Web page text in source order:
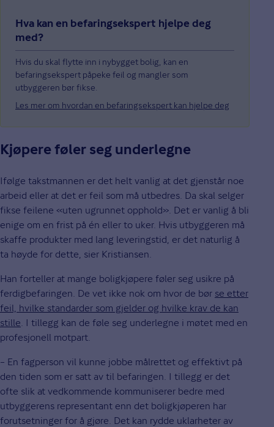
Hva kan en befaringsekspert hjelpe deg
med?
Hvis du skal flytte inn i nybygget bolig, kan en
befaringsekspert påpeke feil og mangler som
utbyggeren bør fikse.
Les mer om hvordan en befaringsekspert kan hjelpe deg
Kjøpere føler seg underlegne
Ifølge takstmannen er det helt vanlig at det gjenstår noe
arbeid eller at det er feil som må utbedres. Da skal selger
fikse feilene «uten ugrunnet opphold». Det er vanlig å bli
enige om en frist på én eller to uker. Hvis utbyggeren må
skaffe produkter med lang leveringstid, er det naturlig å
ta høyde for dette, sier Kristiansen.
Han forteller at mange boligkjøpere føler seg usikre på
ferdigbefaringen. De vet ikke nok om hvor de bør se etter
feil, hvilke standarder som gjelder og hvilke krav de kan
stille. I tillegg kan de føle seg underlegne i møtet med en
profesjonell motpart.
– En fagperson vil kunne jobbe målrettet og effektivt på
den tiden som er satt av til befaringen. I tillegg er det
ofte slik at vedkommende kommuniserer bedre med
utbyggerens representant enn det boligkjøperen har
forutsetninger for å gjøre. Det kan rydde uklarheter av